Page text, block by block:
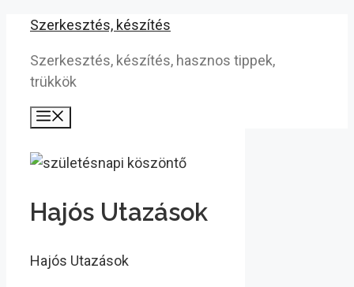
Kilépés
tartalomba
Szerkesztés, készítés
Szerkesztés, készítés, hasznos tippek,
trükkök
Hajós Utazások
Hajós Utazások